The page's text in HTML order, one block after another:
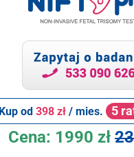
Kup od 398 zł/ mies. 5
Cena: 1990 zł